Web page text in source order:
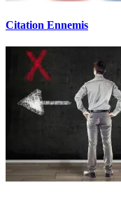
Citation Ennemis